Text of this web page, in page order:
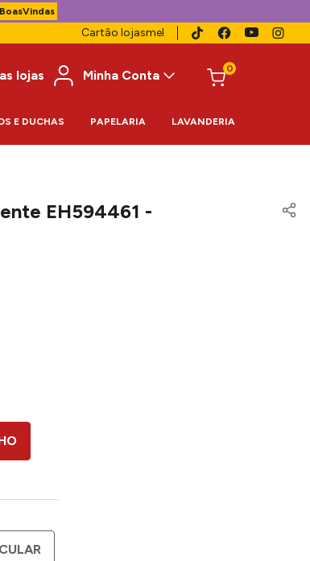
BoasVindas
Cartão lojasmel
lojas
Minha Conta 0
E DUCHAS PAPELARIA LAVANDERIA
EH594461 -